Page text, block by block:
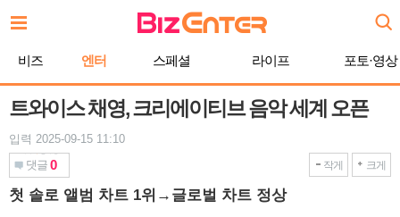
문
비즈 엔터 스페셜 라이프 포토·영상
트와이스 채영, 크리에이티브 음악 세계 오픈
입력 2025-09-15 11:10
댓글 0 작게 크게
첫 솔로 앨범 차트 1위→글로벌 차트 정상